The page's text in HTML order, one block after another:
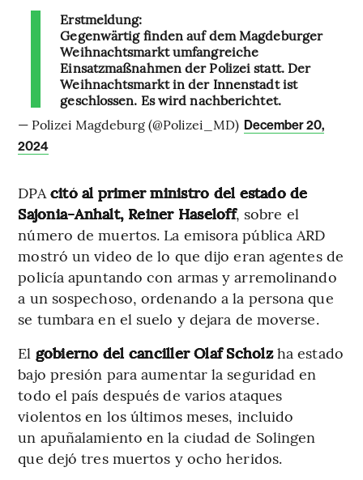
Erstmeldung:
Gegenwärtig finden auf dem Magdeburger
Weihnachtsmarkt umfangreiche
Einsatzmaßnahmen der Polizei statt. Der
Weihnachtsmarkt in der Innenstadt ist
geschlossen. Es wird nachberichtet.
— Polizei Magdeburg (@Polizei_MD) December 20,
2024
DPA citó al primer ministro del estado de
Sajonia-Anhalt, Reiner Haseloff, sobre el
número de muertos. La emisora pública ARD
mostró un video de lo que dijo eran agentes de
policía apuntando con armas y arremolinando
a un sospechoso, ordenando a la persona que
se tumbara en el suelo y dejara de moverse.
El gobierno del canciller Olaf Scholzha estado
bajo presión para aumentar la seguridad en
todo el país después de varios ataques
violentos en los últimos meses, incluido
un apuñalamiento en la ciudad de Solingen
que dejó tres muertos y ocho heridos.